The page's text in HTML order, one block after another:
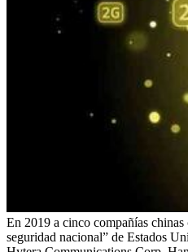
En 2019 a cinco compañías chinas
seguridad nacional” de Estados